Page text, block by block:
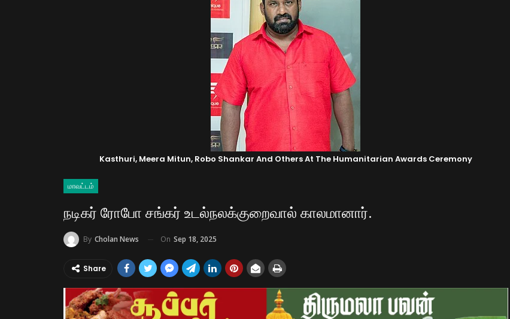
Kasthuri, Meera Mitun, Robo Shankar And Others At The Humanitarian Awards Ceremony
மாவட்டம்
நடிகர் ரோபோ சங்கர் உடல்நலக்குறைவால் காலமானார்.
By Cholan News On Sep 18, 2025
Share